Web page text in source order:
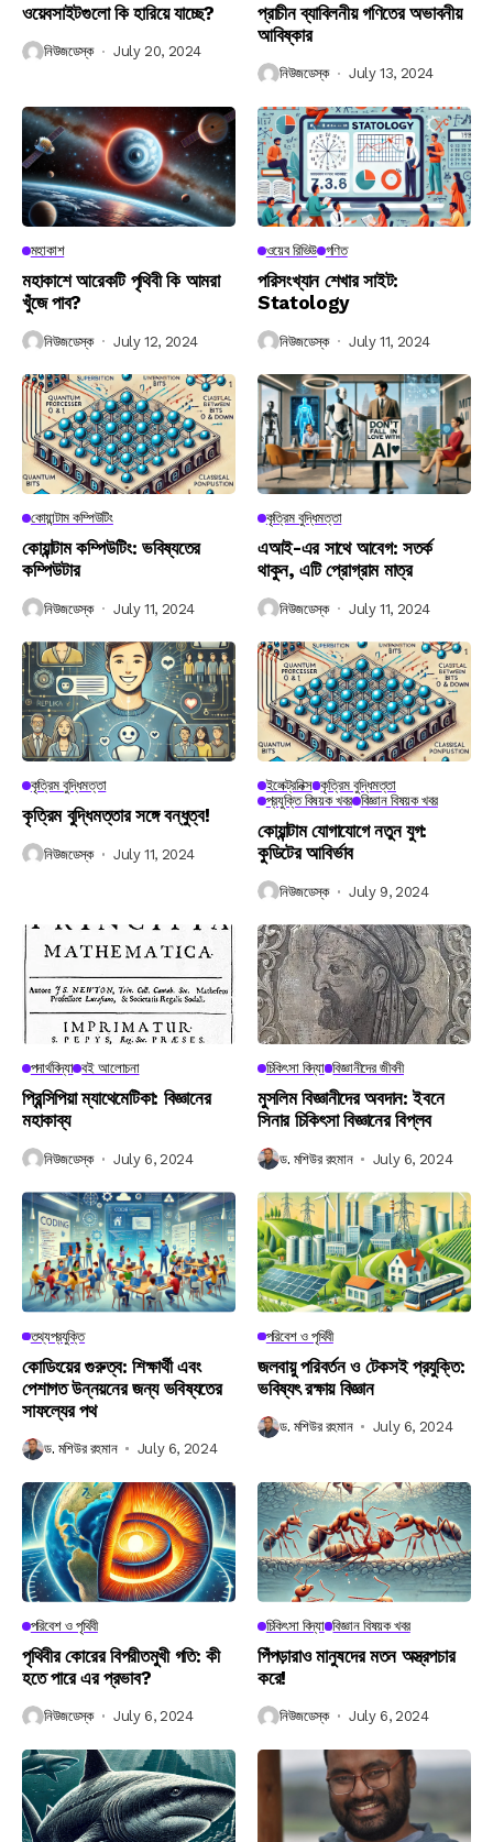
ওয়েবসাইটগুলো কি হারিয়ে যাচ্ছে?
নিউজডেস্ক July 20, 2024
প্রাচীন ব্যাবিলনীয় গণিতের অভাবনীয়
আবিষ্কার
নিউজডেস্ক July 13, 2024
মহাকাশ
মহাকাশে আরেকটি পৃথিবী কি আমরা
খুঁজে পাব?
নিউজডেস্ক July 12, 2024
ওয়েব রিভিউ গণিত
পরিসংখ্যান শেখার সাইট:
Statology
নিউজডেস্ক July 11, 2024
কোয়ান্টাম কম্পিউটিং
কোয়ান্টাম কম্পিউটিং: ভবিষ্যতের
কম্পিউটার
নিউজডেস্ক July 11, 2024
কৃত্রিম বুদ্ধিমত্তা
এআই-এর সাথে আবেগ: সতর্ক
থাকুন, এটি প্রোগ্রাম মাত্র
নিউজডেস্ক July 11, 2024
কৃত্রিম বুদ্ধিমত্তা
কৃত্রিম বুদ্ধিমত্তার সঙ্গে বন্ধুত্ব!
নিউজডেস্ক July 11, 2024
ইলেক্ট্রনিক্স কৃত্রিম বুদ্ধিমত্তা
প্রযুক্তি বিষয়ক খবর বিজ্ঞান বিষয়ক খবর
কোয়ান্টাম যোগাযোগে নতুন যুগ:
কুডিটের আবির্ভাব
নিউজডেস্ক July 9, 2024
পদার্থবিদ্যা বই আলোচনা
প্রিন্সিপিয়া ম্যাথেমেটিকা: বিজ্ঞানের
মহাকাব্য
নিউজডেস্ক July 6, 2024
চিকিৎসা বিদ্যা বিজ্ঞানীদের জীবনী
মুসলিম বিজ্ঞানীদের অবদান: ইবনে
সিনার চিকিৎসা বিজ্ঞানের বিপ্লব
ড. মশিউর রহমান July 6, 2024
তথ্যপ্রযুক্তি
কোডিংয়ের গুরুত্ব: শিক্ষার্থী এবং
পেশাগত উন্নয়নের জন্য ভবিষ্যতের
সাফল্যের পথ
ড. মশিউর রহমান July 6, 2024
পরিবেশ ও পৃথিবী
জলবায়ু পরিবর্তন ও টেকসই প্রযুক্তি:
ভবিষ্যৎ রক্ষায় বিজ্ঞান
ড. মশিউর রহমান July 6, 2024
পরিবেশ ও পৃথিবী
পৃথিবীর কোরের বিপরীতমুখী গতি: কী
হতে পারে এর প্রভাব?
নিউজডেস্ক July 6, 2024
চিকিৎসা বিদ্যা বিজ্ঞান বিষয়ক খবর
পিঁপড়ারাও মানুষদের মতন অস্ত্রপচার
করে!
নিউজডেস্ক July 6, 2024